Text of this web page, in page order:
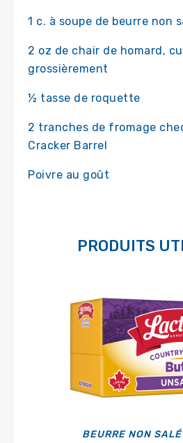
1 c. à soupe de beurre non
2 oz de chair de homard,
grossièrement
½ tasse de roquette
2 tranches de fromage
Cracker Barrel
Poivre au goût
PRODUITS
BEURRE NON